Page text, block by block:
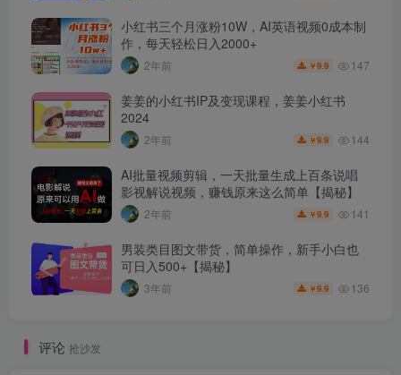
小红书三个月涨粉10W，AI英语视频0成本制
作，每天轻松日入2000+
2年前 ￥9.9 147
姜姜的小红书IP及变现课程，姜姜小红书
2024
2年前 ￥9.9 144
AI批量视频剪辑，一天批量生成上百条说唱
影视解说视频，赚钱原来这么简单【揭秘】
2年前 ￥9.9 141
男装类目图文带货，简单操作，新手小白也
可日入500+【揭秘】
3年前 ￥9.9 136
评论 抢沙发